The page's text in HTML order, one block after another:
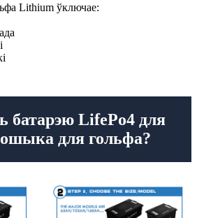
Lithium ўключае:
батарэю LifePo4 для
для гольфа?